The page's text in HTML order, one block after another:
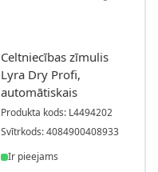
Celtniecības zīmulis
Lyra Dry Profi,
automātiskais
Produkta kods: L4494202
Svītrkods: 4084900408933
Ir pieejams